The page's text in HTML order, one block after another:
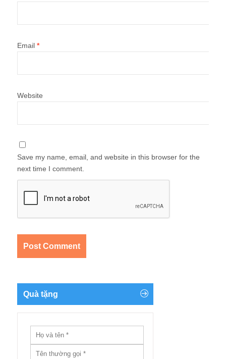
Email *
Website
Save my name, email, and website in this browser for the
next time I comment.
Quà tặng